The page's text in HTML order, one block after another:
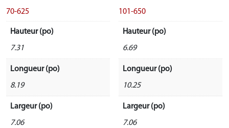
70-625
Hauteur (po)
7.31
Longueur (po)
8.19
Largeur (po)
7.06
101-650
Hauteur (po)
6.69
Longueur (po)
10.25
Largeur (po)
7.06